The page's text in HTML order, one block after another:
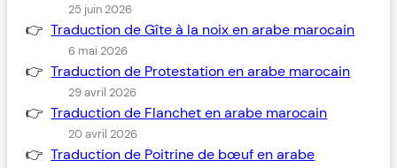
25 juin 2026
Traduction de Gîte à la noix en arabe marocain
6 mai 2026
Traduction de Protestation en arabe marocain
29 avril 2026
Traduction de Flanchet en arabe marocain
20 avril 2026
Traduction de Poitrine de bœuf en arabe